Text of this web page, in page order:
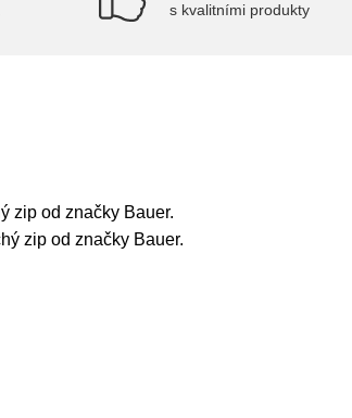
s kvalitními produkty
zip od značky Bauer.
zip od značky Bauer.